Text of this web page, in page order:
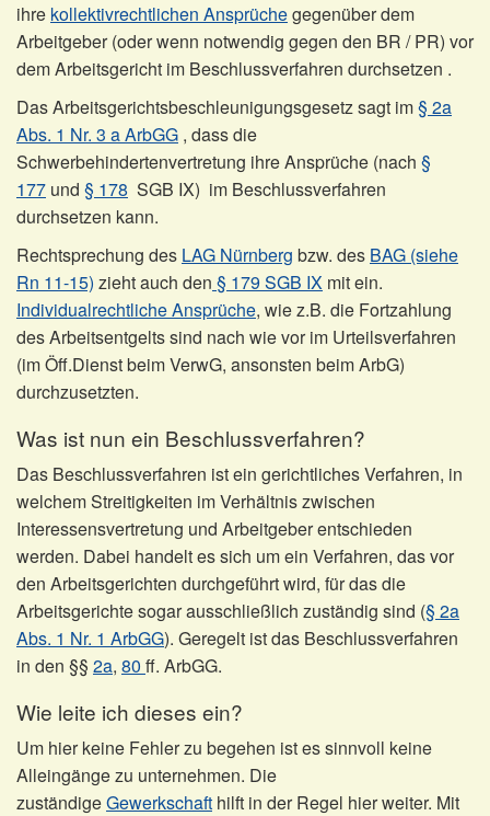
ihre kollektivrechtlichen Ansprüchegegenüber dem
Arbeitgeber (oder wenn notwendig gegen den BR / PR) vor
dem Arbeitsgericht im Beschlussverfahren durchsetzen .
Das Arbeitsgerichtsbeschleunigungsgesetz sagt im§ 2a
Abs. 1 Nr. 3 a ArbGG , dass die
Schwerbehindertenvertretung ihre Ansprüche (nach §
177 und § 178 SGB IX) im Beschlussverfahren
durchsetzen kann.
Rechtsprechung des LAG Nürnberg bzw. des BAG (siehe
Rn 11-15) zieht auch den § 179 SGB IX mit ein.
Individualrechtliche Ansprüche, wie z.B. die Fortzahlung
des Arbeitsentgelts sind nach wie vor im Urteilsverfahren
(im Öff.Dienst beim VerwG, ansonsten beim ArbG)
durchzusetzten.
Was ist nun ein Beschlussverfahren?
Das Beschlussverfahren ist ein gerichtliches Verfahren, in
welchem Streitigkeiten im Verhältnis zwischen
Interessensvertretung und Arbeitgeber entschieden
werden. Dabei handelt es sich um ein Verfahren, das vor
den Arbeitsgerichten durchgeführt wird, für das die
Arbeitsgerichte sogar ausschließlich zuständig sind (§ 2a
Abs. 1 Nr. 1 ArbGG). Geregelt ist das Beschlussverfahren
in den §§ 2a, 80 ff. ArbGG.
Wie leite ich dieses ein?
Um hier keine Fehler zu begehen ist es sinnvoll keine
Alleingänge zu unternehmen. Die
zuständigeGewerkschaft hilft in der Regel hier weiter. Mit